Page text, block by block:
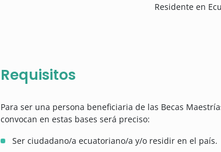
Residente en
Requisitos
Para ser una persona beneficiaria de las Becas
convocan en estas bases será preciso:
Ser ciudadano/a ecuatoriano/a y/o residir en el país.